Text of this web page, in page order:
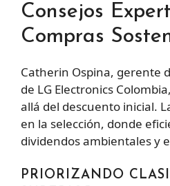
Consejos
Compras
Catherin Ospina, gerente
de LG Electronics
allá del descuento inicial.
en la selección, donde
dividendos ambientales y
PRIORIZANDO